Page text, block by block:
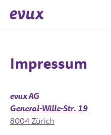
Impressum
evux AG
General-Wille-Str. 19
8004 Zürich